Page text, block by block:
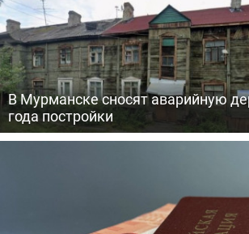
В Мурманске сносят аварийную
года постройки